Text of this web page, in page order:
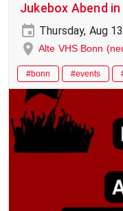
Jukebox Abend
Thursday, Aug
Alte VHS Bonn
#bonn #events